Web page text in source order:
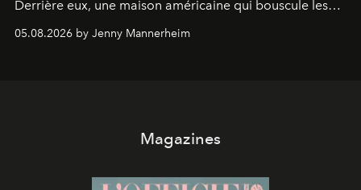
Derrière eux, une maison américaine qui bouscule les
une approche aussi intuitive que personnelle :
05.08.2026 by Jenny Mannerheim
Magazines